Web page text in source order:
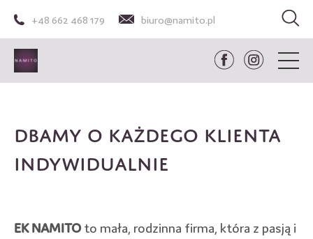
+48 662 468 179 biuro@namito.pl
Dbamy o każdego Klienta
indywidualnie
EK NAMITOto mała, rodzinna firma, która z pasją i